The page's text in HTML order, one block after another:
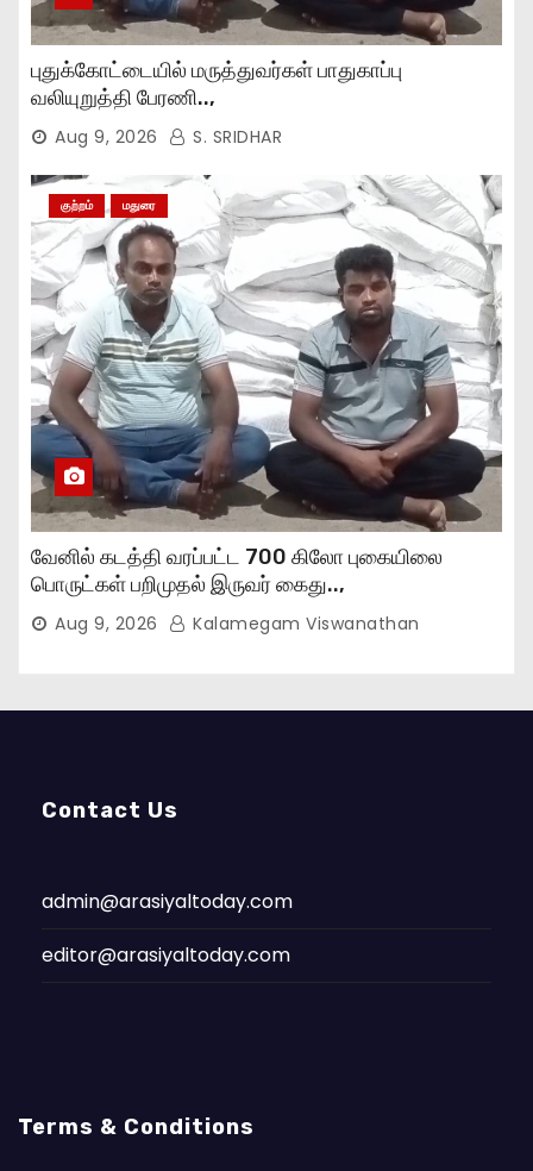
புதுக்கோட்டையில் மருத்துவர்கள் பாதுகாப்பு
வலியுறுத்தி பேரணி..,
Aug 9, 2026 S. SRIDHAR
குற்றம் மதுரை
வேனில் கடத்தி வரப்பட்ட 700 கிலோ புகையிலை
பொருட்கள் பறிமுதல் இருவர் கைது..,
Aug 9, 2026 Kalamegam Viswanathan
Contact Us
admin@arasiyaltoday.com
editor@arasiyaltoday.com
Terms & Conditions